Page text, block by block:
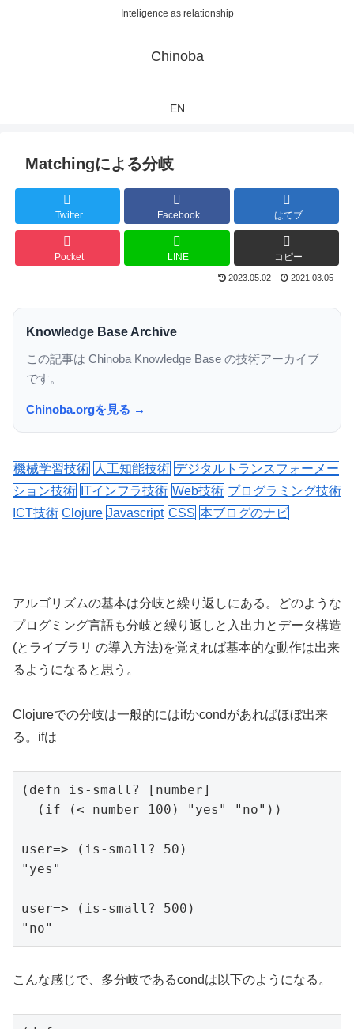
Inteligence as relationship
Chinoba
EN
Matchingによる分岐
Twitter Facebook はてブ
Pocket LINE コピー
2023.05.02 2021.03.05
Knowledge Base Archive
この記事は Chinoba Knowledge Base の技術アーカイブ
です。
Chinoba.orgを見る →
機械学習技術 人工知能技術 デジタルトランスフォーメー
ション技術 ITインフラ技術 Web技術 プログラミング技術
ICT技術 Clojure Javascript CSS 本ブログのナビ
アルゴリズムの基本は分岐と繰り返しにある。どのような
プログミング言語も分岐と繰り返しと入出力とデータ構造
(とライブラリ の導入方法)を覚えれば基本的な動作は出来
るようになると思う。
Clojureでの分岐は一般的にはifかcondがあればほぼ出来
る。ifは
(defn is-small? [number]
user=> (is-small? 50)
"yes"
user=> (is-small? 500)
"no"
こんな感じで、多分岐であるcondは以下のようになる。